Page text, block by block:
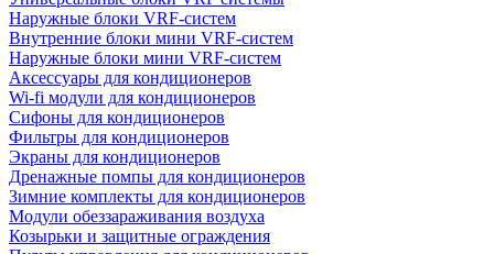
Наружные блоки VRF-систем
Внутренние блоки мини VRF-систем
Наружные блоки мини VRF-систем
Аксессуары для кондиционеров
Wi-fi модули для кондиционеров
Сифоны для кондиционеров
Фильтры для кондиционеров
Экраны для кондиционеров
Дренажные помпы для кондиционеров
Зимние комплекты для кондиционеров
Модули обеззараживания воздуха
Козырьки и защитные ограждения